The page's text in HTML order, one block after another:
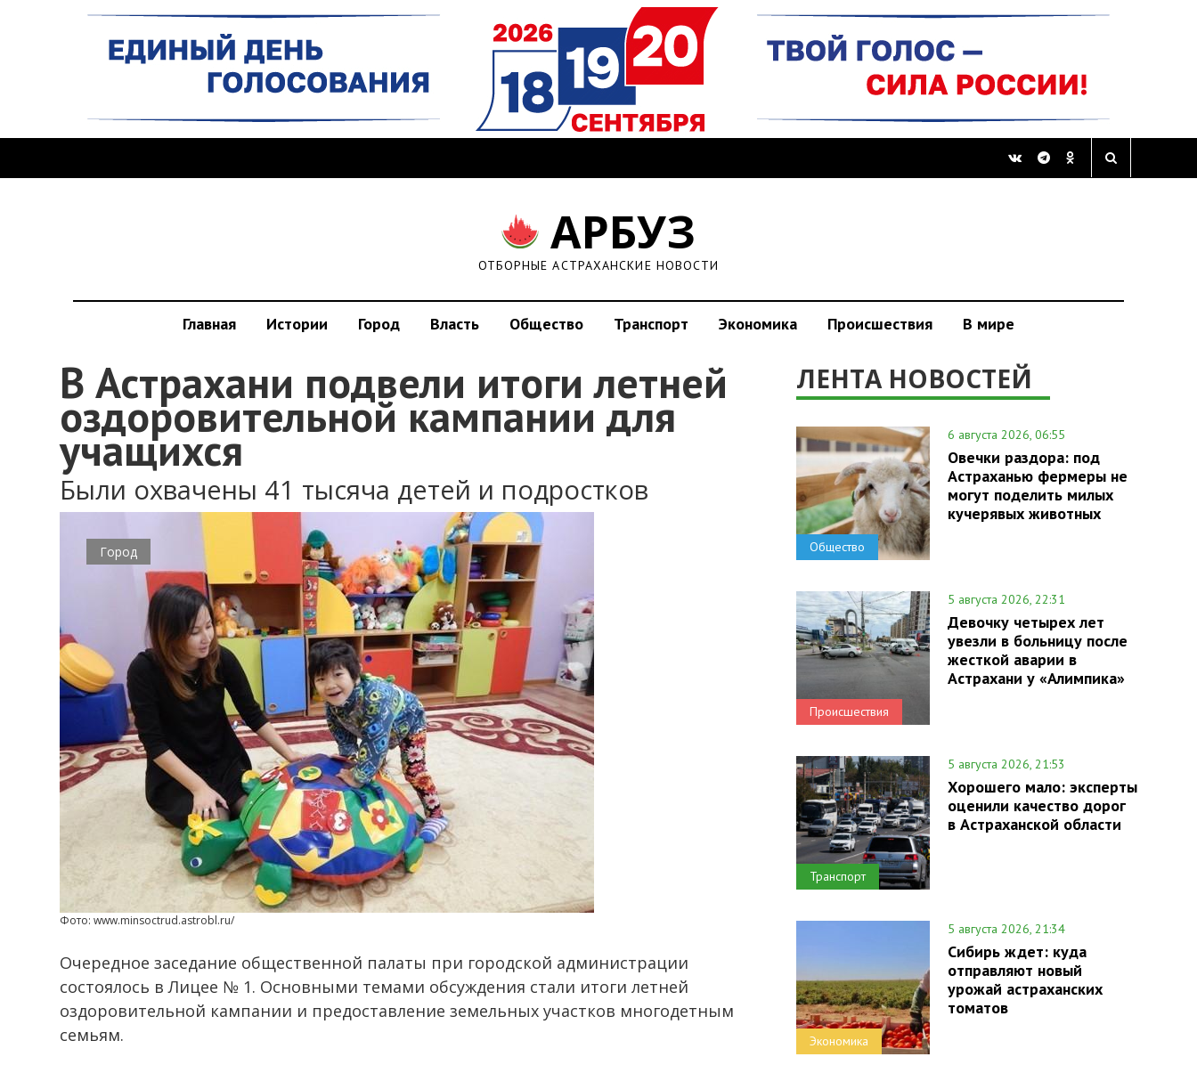
АРБУЗ
ОТБОРНЫЕ АСТРАХАНСКИЕ НОВОСТИ
Главная Истории Город Власть Общество Транспорт Экономика Происшествия В мире
В Астрахани подвели итоги летней
оздоровительной кампании для
учащихся
Были охвачены 41 тысяча детей и подростков
Город
Фото: www.minsoctrud.astrobl.ru/
Очередное заседание общественной палаты при городской администрации
состоялось в Лицее № 1. Основными темами обсуждения стали итоги летней
оздоровительной кампании и предоставление земельных участков многодетным
семьям.
ЛЕНТА НОВОСТЕЙ
Общество
6 августа 2026, 06:55
Овечки раздора: под
Астраханью фермеры не
могут поделить милых
кучерявых животных
Происшествия
5 августа 2026, 22:31
Девочку четырех лет
увезли в больницу после
жесткой аварии в
Астрахани у «Алимпика»
Транспорт
5 августа 2026, 21:53
Хорошего мало: эксперты
оценили качество дорог
в Астраханской области
Экономика
5 августа 2026, 21:34
Сибирь ждет: куда
отправляют новый
урожай астраханских
томатов